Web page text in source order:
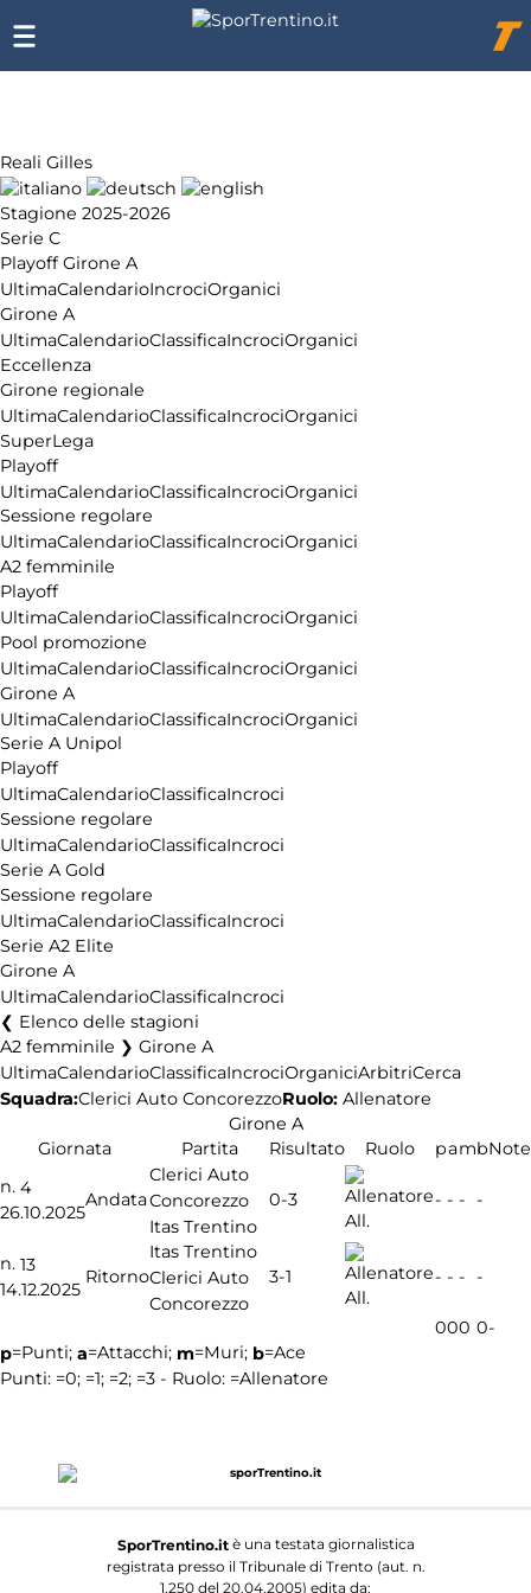
Reali Gilles
Stagione 2025-2026
Serie C
Playoff Girone A
UltimaCalendarioIncrociOrganici
Girone A
UltimaCalendarioClassificaIncrociOrganici
Eccellenza
Girone regionale
UltimaCalendarioClassificaIncrociOrganici
SuperLega
Playoff
UltimaCalendarioClassificaIncrociOrganici
Sessione regolare
UltimaCalendarioClassificaIncrociOrganici
A2 femminile
Playoff
UltimaCalendarioClassificaIncrociOrganici
Pool promozione
UltimaCalendarioClassificaIncrociOrganici
Girone A
UltimaCalendarioClassificaIncrociOrganici
Serie A Unipol
Playoff
UltimaCalendarioClassificaIncroci
Sessione regolare
UltimaCalendarioClassificaIncroci
Serie A Gold
Sessione regolare
UltimaCalendarioClassificaIncroci
Serie A2 Elite
Girone A
UltimaCalendarioClassificaIncroci
Elenco delle stagioni
A2 femminile ❯ Girone A
UltimaCalendarioClassificaIncrociOrganiciArbitriCerca
Squadra:Clerici Auto ConcorezzoRuolo: Allenatore
Girone A
Giornata
Partita Risultato Ruolo pambNote
n. 4
26.10.2025
Andata
Clerici Auto
Concorezzo
Itas Trentino
0-3
All.
- - - -
n. 13
14.12.2025
Ritorno
Itas Trentino
Clerici Auto
Concorezzo
3-1
All.
- - - -
000 0-
p=Punti; a=Attacchi; m=Muri; b=Ace
Punti: =0; =1; =2; =3 - Ruolo: =Allenatore
SporTrentino.itè una testata giornalistica
registrata presso il Tribunale di Trento (aut. n.
1.250 del 20.04.2005) edita da:
Chi
siamo
Affiliazione